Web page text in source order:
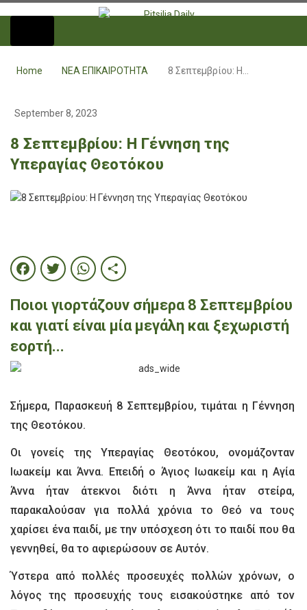
Home ΝΕΑ ΕΠΙΚΑΙΡΟΤΗΤΑ 8 Σεπτεμβρίου: Η…
September 8, 2023
8 Σεπτεμβρίου: Η Γέννηση της
Υπεραγίας Θεοτόκου
Facebook
Twitter
WhatsApp
Share
Ποιοι γιορτάζουν σήμερα 8 Σεπτεμβρίου
και γιατί είναι μία μεγάλη και ξεχωριστή
εορτή...
Σήμερα, Παρασκευή 8 Σεπτεμβρίου, τιμάται η Γέννηση
της Θεοτόκου.
Οι γονείς της Υπεραγίας Θεοτόκου, ονομάζονταν
Ιωακείμ και Άννα. Επειδή ο Άγιος Ιωακείμ και η Αγία
Άννα ήταν άτεκνοι διότι η Άννα ήταν στείρα,
παρακαλούσαν για πολλά χρόνια το Θεό να τους
χαρίσει ένα παιδί, με την υπόσχεση ότι το παιδί που θα
γεννηθεί, θα το αφιερώσουν σε Αυτόν.
Ύστερα από πολλές προσευχές πολλών χρόνων, ο
λόγος της προσευχής τους εισακούστηκε από τον